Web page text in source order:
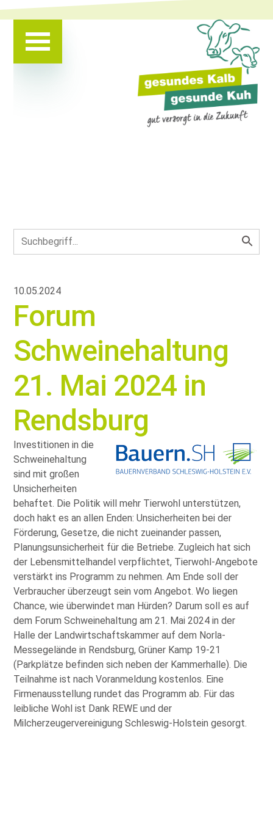
10.05.2024
Forum
Schweinehaltung
21. Mai 2024 in
Rendsburg
Investitionen in die
Schweinehaltung
sind mit großen
Unsicherheiten
behaftet. Die Politik will mehr Tierwohl unterstützen,
doch hakt es an allen Enden: Unsicherheiten bei der
Förderung, Gesetze, die nicht zueinander passen,
Planungsunsicherheit für die Betriebe. Zugleich hat sich
der Lebensmittelhandel verpflichtet, Tierwohl-Angebote
verstärkt ins Programm zu nehmen. Am Ende soll der
Verbraucher überzeugt sein vom Angebot. Wo liegen
Chance, wie überwindet man Hürden? Darum soll es auf
dem Forum Schweinehaltung am 21. Mai 2024 in der
Halle der Landwirtschaftskammer auf dem Norla-
Messegelände in Rendsburg, Grüner Kamp 19-21
(Parkplätze befinden sich neben der Kammerhalle). Die
Teilnahme ist nach Voranmeldung kostenlos. Eine
Firmenausstellung rundet das Programm ab. Für das
leibliche Wohl ist Dank REWE und der
Milcherzeugervereinigung Schleswig-Holstein gesorgt.